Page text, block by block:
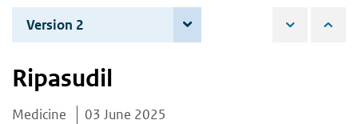
are
here:
Version 2
Ripasudil
Medicine 03 June 2025